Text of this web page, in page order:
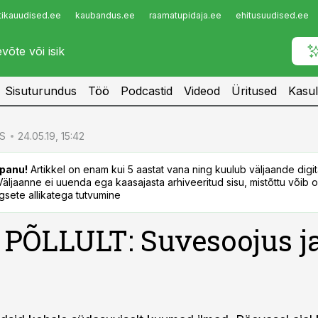
kaubandus.ee raamatupidaja.ee ehitusuudised.ee
Infopank
Sisuturundus Töö Podcastid Videod Üritused
24.05.19, 15:42
Artikkel on enam kui 5 aastat vana ning kuulub väljaande
ei uuenda ega kaasajasta arhiveeritud sisu, mistõttu võib
allikatega tutvumine
PÕLLULT: Suvesoojus